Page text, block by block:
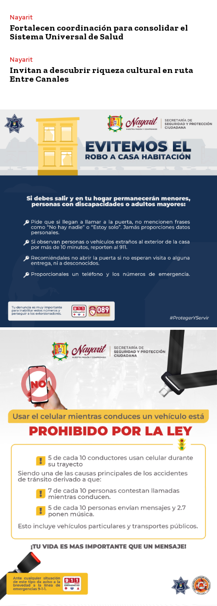
Nayarit
Fortalecen coordinación para consolidar el
Sistema Universal de Salud
Nayarit
Invitan a descubrir riqueza cultural en ruta
Entre Canales